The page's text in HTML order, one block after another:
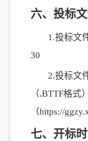
六、投标
1.投标文
30
2.投标文
（.BTTF格
（https://
七、开标